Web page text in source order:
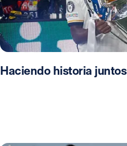
Haciendo historia juntos